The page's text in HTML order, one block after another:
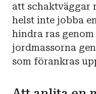
att schaktväggar
helst inte jobba
hindra ras
jordmassorna
som förankras